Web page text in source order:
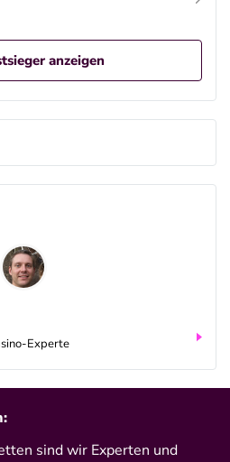
anzeigen
Experte
sind wir Experten und